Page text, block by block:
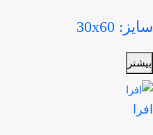
سایز: 30x60
بیشتر
افرا